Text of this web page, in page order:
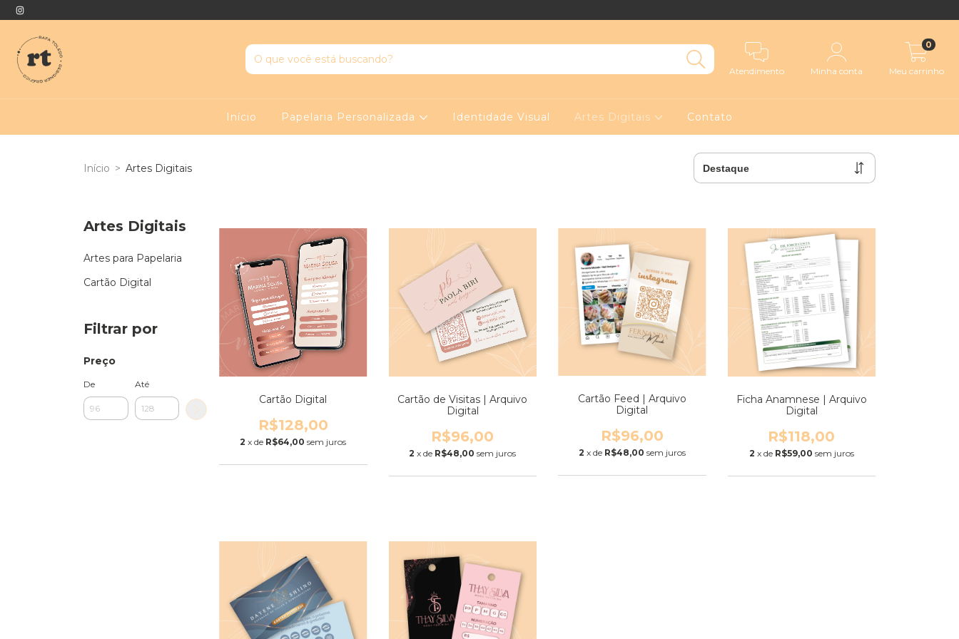
Atendimento Minha conta Meu carrinho
0
Início Papelaria Personalizada Identidade Visual Artes Digitais Contato
Início > Artes Digitais
Artes Digitais
Artes para Papelaria
Cartão Digital
Filtrar por
Preço
De Até
Cartão Digital
R$128,00
2 x de R$64,00 sem juros
Cartão de Visitas | Arquivo
Digital
R$96,00
2 x de R$48,00 sem juros
Cartão Feed | Arquivo
Digital
R$96,00
2 x de R$48,00 sem juros
Ficha Anamnese | Arquivo
Digital
R$118,00
2 x de R$59,00 sem juros